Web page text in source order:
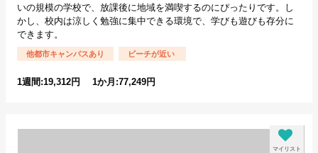
いの規模の学校で、放課後に地域を満喫するのにぴったりです。し
かし、校内は涼しく勉強に集中できる環境で、学びも遊びも存分に
できます。
他都市キャンパスあり ビーチが近い
1週間:19,312円 1か月:77,249円
マイリスト